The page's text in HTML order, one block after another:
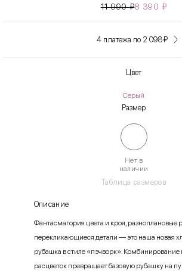
11 990₽8 390 ₽
4 платежа по 2 098₽
Цвет
Серый
Размер
Таблица размеров
Нет в
наличии
Описание
Фантасмагория цвета и кроя, разноплановые
перекликающиеся детали — это наша новая
рубашка в стиле «пэчворк». Комбинирование
расцветок превращает базовую рубашку на